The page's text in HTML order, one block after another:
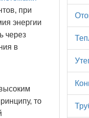
при
энергии
через
в
то